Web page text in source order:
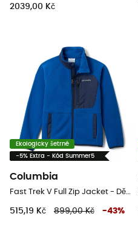
2039,00 Kč
Ekologicky šetrné
-5% Extra - Kód Summer5
Columbia
Fast Trek V Full Zip Jacket - Dětská fleesová mikina
515,19 Kč 899,00 Kč -43%